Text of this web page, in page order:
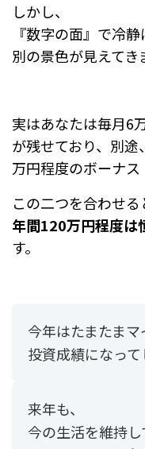
しかし、
『数字の面』で冷
別の景色が見えてき
実はあなたは毎月6
が残せており、 別途
万円程度のボーナス
この二つを合わせる
年間120万円程度は
す。
今年はたまたま
投資成績になって
来年も、
今の生活を維持